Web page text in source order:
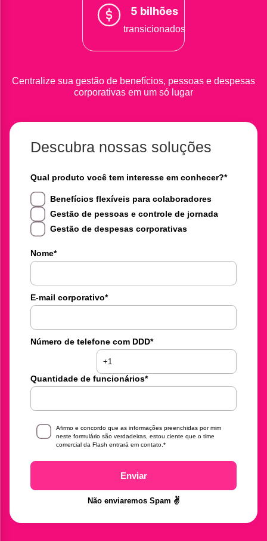
5 bilhões
transicionados
Centralize sua gestão de benefícios, pessoas e despesas
corporativas em um só lugar
Descubra nossas soluções
Qual produto você tem interesse em conhecer?*
Benefícios flexíveis para colaboradores
Gestão de pessoas e controle de jornada
Gestão de despesas corporativas
Nome*
E-mail corporativo*
Número de telefone com DDD*
Quantidade de funcionários*
Afirmo e concordo que as informações preenchidas por mim
neste formulário são verdadeiras, estou ciente que o time
comercial da Flash entrará em contato. *
Enviar
Não enviaremos Spam ✌️